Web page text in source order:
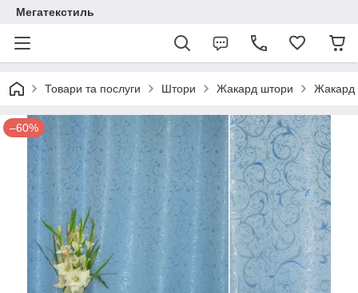
Мегатекстиль
Товари та послуги Штори Жакард штори Жакард
–60%